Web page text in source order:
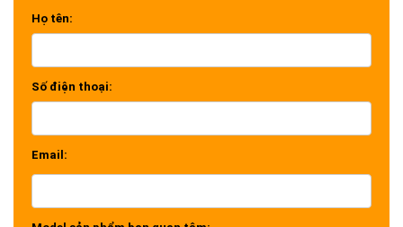
động, tràn ngập căn phòng.
H/V và điều chỉnh 4 góc
đơn giản. Đồng thời,Google TV tích hợpvà các ứng
dụng như Netflix, YouTube, Disney+ mang đến trải
nghiệm phát trực tuyến mượt mà, tiện lợi, không cần
Họ tên:
Số điện thoại:
Email: